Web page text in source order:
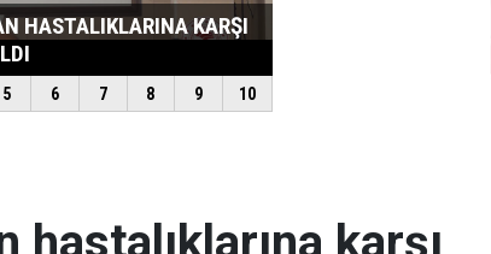
hastalıklarına karşı